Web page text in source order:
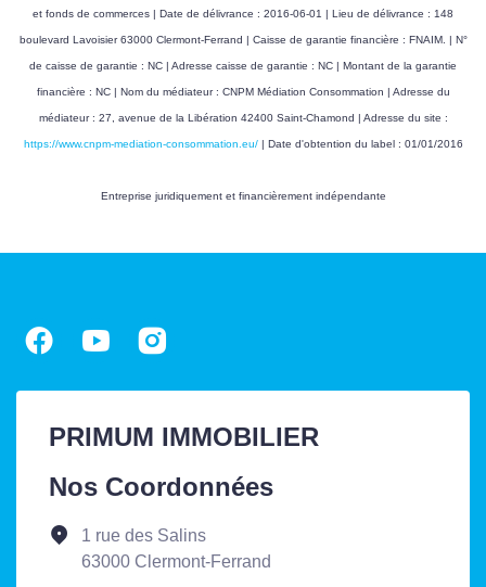
et fonds de commerces | Date de délivrance : 2016-06-01 | Lieu de délivrance : 148
boulevard Lavoisier 63000 Clermont-Ferrand | Caisse de garantie financière : FNAIM. | N°
de caisse de garantie : NC | Adresse caisse de garantie : NC | Montant de la garantie
financière : NC | Nom du médiateur : CNPM Médiation Consommation | Adresse du
médiateur : 27, avenue de la Libération 42400 Saint-Chamond | Adresse du site :
https://www.cnpm-mediation-consommation.eu/| Date d'obtention du label : 01/01/2016
Entreprise juridiquement et financièrement indépendante
PRIMUM IMMOBILIER
Nos Coordonnées
1 rue des Salins
63000 Clermont-Ferrand